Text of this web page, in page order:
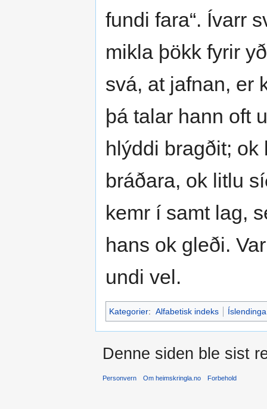
fundi fara“. Ívarr
mikla þökk fyrir
svá, at jafnan, er
þá talar hann oft
hlýddi bragðit;
bráðara, ok litlu
kemr í samt lag,
hans ok gleði.
undi vel.
Kategorier: Alfabetisk indeks
Denne siden ble sist
Personvern Om heimskringla.no Forbehold